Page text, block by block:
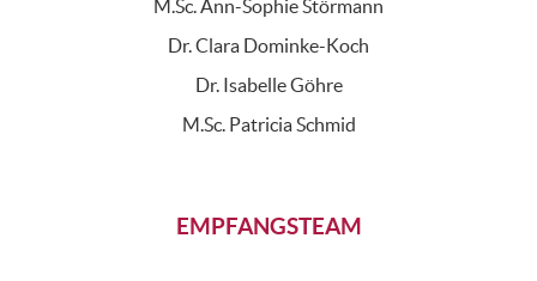
M.Sc. Ann-Sophie Störmann
Dr. Clara Dominke-Koch
Dr. Isabelle Göhre
M.Sc. Patricia Schmid
EMPFANGSTEAM